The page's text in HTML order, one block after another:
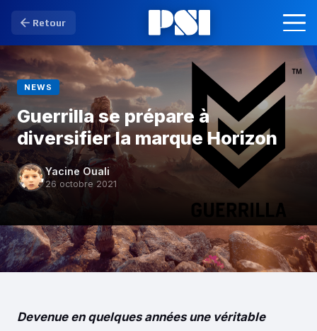
Retour
NEWS
Guerrilla se prépare à
diversifier la marque Horizon
Yacine Ouali
26 octobre 2021
Devenue en quelques années une véritable